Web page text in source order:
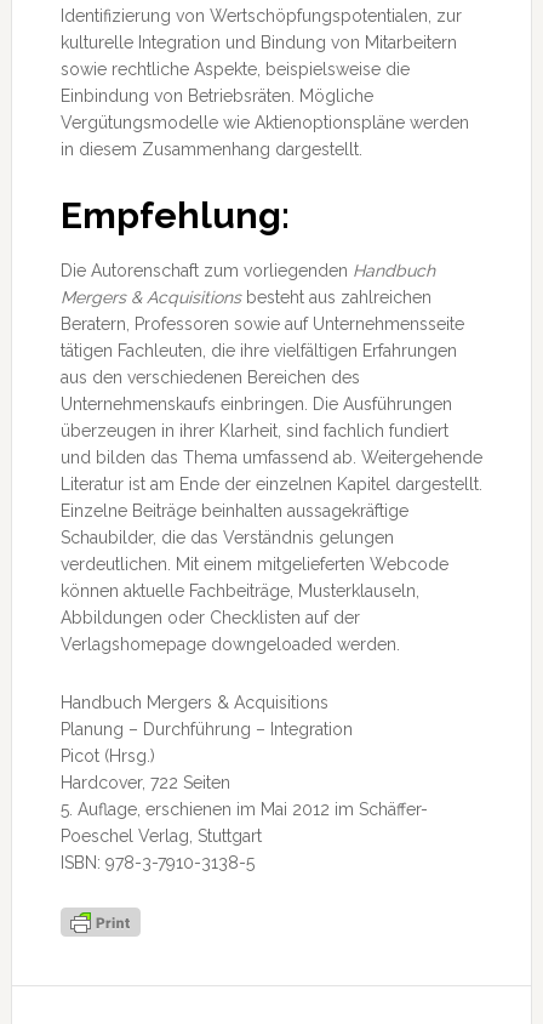
Identifizierung von Wertschöpfungspotentialen, zur
kulturelle Integration und Bindung von Mitarbeitern
sowie rechtliche Aspekte, beispielsweise die
Einbindung von Betriebsräten. Mögliche
Vergütungsmodelle wie Aktienoptionspläne werden
in diesem Zusammenhang dargestellt.
Empfehlung:
Die Autorenschaft zum vorliegenden Handbuch
Mergers & Acquisitionsbesteht aus zahlreichen
Beratern, Professoren sowie auf Unternehmensseite
tätigen Fachleuten, die ihre vielfältigen Erfahrungen
aus den verschiedenen Bereichen des
Unternehmenskaufs einbringen. Die Ausführungen
überzeugen in ihrer Klarheit, sind fachlich fundiert
und bilden das Thema umfassend ab. Weitergehende
Literatur ist am Ende der einzelnen Kapitel dargestellt.
Einzelne Beiträge beinhalten aussagekräftige
Schaubilder, die das Verständnis gelungen
verdeutlichen. Mit einem mitgelieferten Webcode
können aktuelle Fachbeiträge, Musterklauseln,
Abbildungen oder Checklisten auf der
Verlagshomepage downgeloaded werden.
Handbuch Mergers & Acquisitions
Planung – Durchführung – Integration
Picot (Hrsg.)
Hardcover, 722 Seiten
5. Auflage, erschienen im Mai 2012 im Schäffer-
Poeschel Verlag, Stuttgart
ISBN: 978-3-7910-3138-5